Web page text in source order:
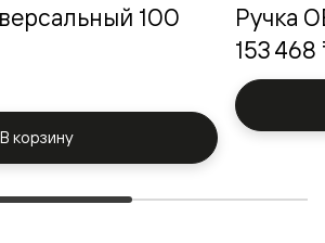
100
В корзину
Ручка
153 468